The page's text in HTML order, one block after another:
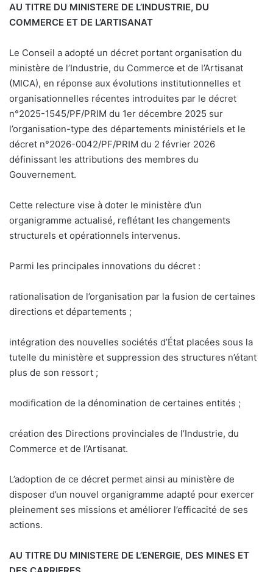
AU TITRE DU MINISTERE DE L’INDUSTRIE, DU
COMMERCE ET DE L’ARTISANAT
Le Conseil a adopté un décret portant organisation du
ministère de l’Industrie, du Commerce et de l’Artisanat
(MICA), en réponse aux évolutions institutionnelles et
organisationnelles récentes introduites par le décret
n°2025-1545/PF/PRIM du 1er décembre 2025 sur
l’organisation-type des départements ministériels et le
décret n°2026-0042/PF/PRIM du 2 février 2026
définissant les attributions des membres du
Gouvernement.
Cette relecture vise à doter le ministère d’un
organigramme actualisé, reflétant les changements
structurels et opérationnels intervenus.
Parmi les principales innovations du décret :
rationalisation de l’organisation par la fusion de certaines
directions et départements ;
intégration des nouvelles sociétés d’État placées sous la
tutelle du ministère et suppression des structures n’étant
plus de son ressort ;
modification de la dénomination de certaines entités ;
création des Directions provinciales de l’Industrie, du
Commerce et de l’Artisanat.
L’adoption de ce décret permet ainsi au ministère de
disposer d’un nouvel organigramme adapté pour exercer
pleinement ses missions et améliorer l’efficacité de ses
actions.
AU TITRE DU MINISTERE DE L’ENERGIE, DES MINES ET